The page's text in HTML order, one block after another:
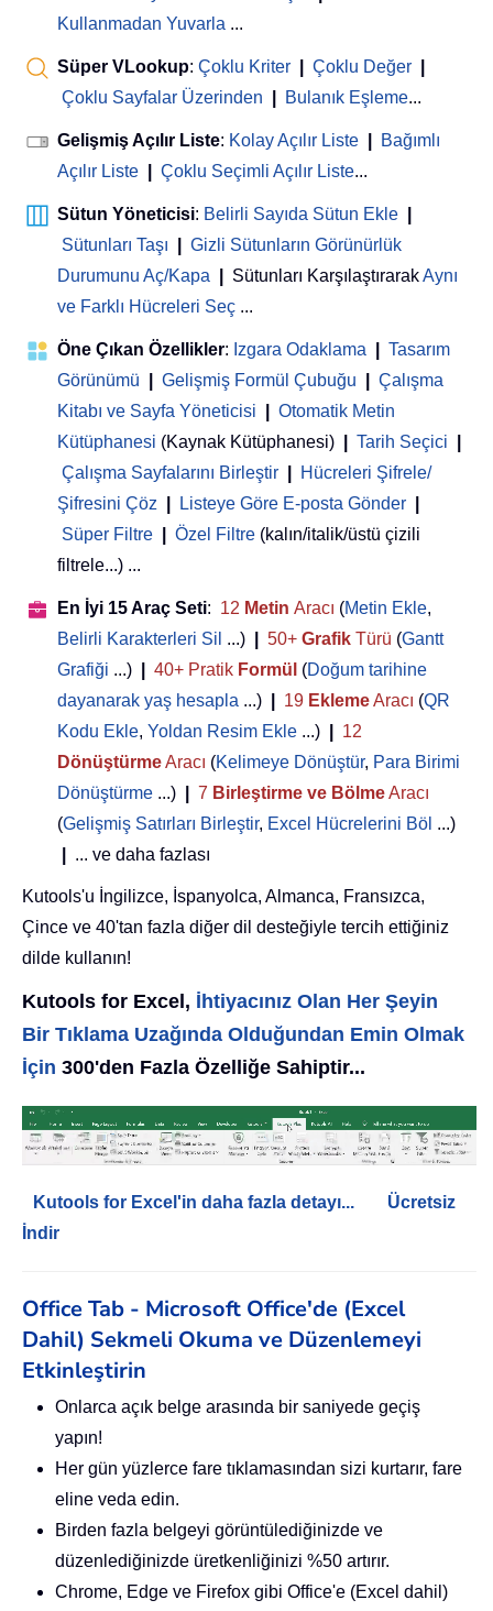
Kullanmadan Yuvarla ...
Süper VLookup: Çoklu Kriter Çoklu Değer
Çoklu Sayfalar Üzerinden
Bulanık Eşleme...
Gelişmiş Açılır Liste: Kolay Açılır Liste
Bağımlı
Açılır Liste
Çoklu Seçimli Açılır Liste...
Sütun Yöneticisi: Belirli Sayıda Sütun Ekle
Sütunları Taşı
Gizli Sütunların Görünürlük
Durumunu Aç/Kapa
Sütunları KarşılaştırarakAynı
ve Farklı Hücreleri Seç ...
Öne Çıkan Özellikler: Izgara Odaklama
Tasarım
Görünümü
Gelişmiş Formül Çubuğu
Çalışma
Kitabı ve Sayfa Yöneticisi
Otomatik Metin
Kütüphanesi (Kaynak Kütüphanesi) Tarih Seçici
Çalışma Sayfalarını Birleştir
Hücreleri Şifrele/
Şifresini Çöz
Listeye Göre E-posta Gönder
Süper Filtre
Özel Filtre (kalın/italik/üstü çizili
filtrele...) ...
En İyi 15 Araç Seti: 12 Metin Aracı (Metin Ekle,
Belirli Karakterleri Sil ...) 50+ Grafik Türü (Gantt
Grafiği ...) 40+ Pratik Formül (Doğum tarihine
dayanarak yaş hesapla ...) 19 EklemeAracı (QR
Kodu Ekle, Yoldan Resim Ekle ...)
12
DönüştürmeAracı (Kelimeye Dönüştür, Para Birimi
Dönüştürme ...) 7 Birleştirme ve BölmeAracı
(Gelişmiş Satırları Birleştir, Excel Hücrelerini Böl ...)
... ve daha fazlası
Kutools'u İngilizce, İspanyolca, Almanca, Fransızca,
Çince ve 40'tan fazla diğer dil desteğiyle tercih ettiğiniz
dilde kullanın!
Kutools for Excel, İhtiyacınız Olan Her Şeyin
Bir Tıklama Uzağında Olduğundan Emin Olmak
İçin 300'den Fazla Özelliğe Sahiptir...
Kutools for Excel'in daha fazla detayı...
Ücretsiz
İndir
Office Tab - Microsoft Office'de (Excel
Dahil) Sekmeli Okuma ve Düzenlemeyi
Etkinleştirin
Onlarca açık belge arasında bir saniyede geçiş
yapın!
Her gün yüzlerce fare tıklamasından sizi kurtarır, fare
eline veda edin.
Birden fazla belgeyi görüntülediğinizde ve
düzenlediğinizde üretkenliğinizi %50 artırır.
Chrome, Edge ve Firefox gibi Office'e (Excel dahil)